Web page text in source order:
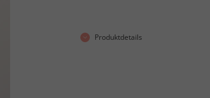
Produktdetails